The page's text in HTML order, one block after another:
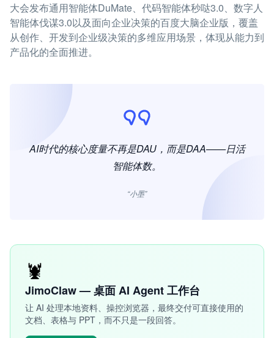
大会发布通用智能体DuMate、代码智能体秒哒3.0、数字人
智能体伐谋3.0以及面向企业决策的百度大脑企业版，覆盖
从创作、开发到企业级决策的多维应用场景，体现从能力到
产品化的全面推进。
AI时代的核心度量不再是DAU，而是DAA——日活
智能体数。
“小墨”
🦞
JimoClaw — 桌面 AI Agent 工作台
让 AI 处理本地资料、操控浏览器，最终交付可直接使用的
文档、表格与 PPT，而不只是一段回答。